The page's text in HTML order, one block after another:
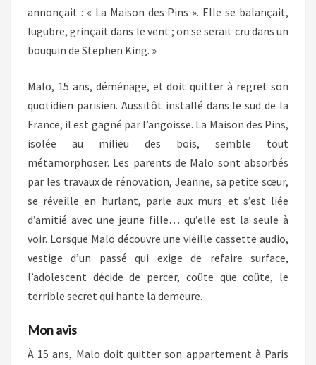
annonçait : « La Maison des Pins ». Elle se balançait,
lugubre, grinçait dans le vent ; on se serait cru dans un
bouquin de Stephen King. »
Malo, 15 ans, déménage, et doit quitter à regret son
quotidien parisien. Aussitôt installé dans le sud de la
France, il est gagné par l’angoisse. La Maison des Pins,
isolée au milieu des bois, semble tout
métamorphoser. Les parents de Malo sont absorbés
par les travaux de rénovation, Jeanne, sa petite sœur,
se réveille en hurlant, parle aux murs et s’est liée
d’amitié avec une jeune fille… qu’elle est la seule à
voir. Lorsque Malo découvre une vieille cassette audio,
vestige d’un passé qui exige de refaire surface,
l’adolescent décide de percer, coûte que coûte, le
terrible secret qui hante la demeure.
Mon avis
À 15 ans, Malo doit quitter son appartement à Paris